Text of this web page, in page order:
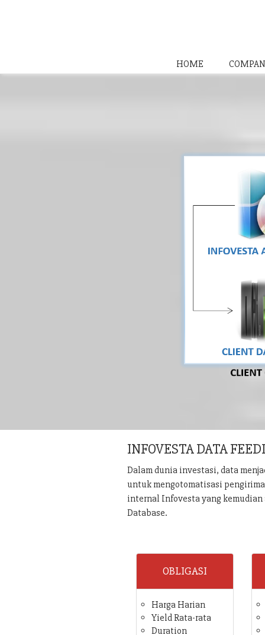
HOME
INFOVESTA DATA
Dalam dunia investasi, data
untuk mengotomatisasi
internal Infovesta yang
Database.
OBLIGASI
Harga Harian
Yield Rata-rata
Duration